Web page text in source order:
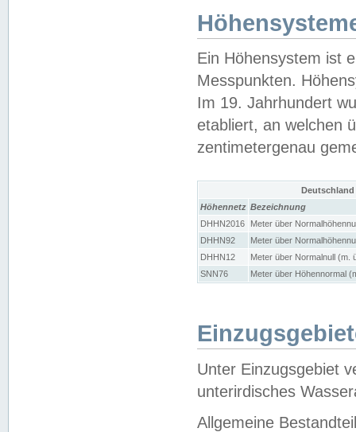
Ein Höhensystem ist
Messpunkten.
Im 19. Jahrhundert
etabliert, an welchen
zentimetergenau
Höhennetz Bezeichnung
DHHN2016
Meter über
DHHN92
Meter über
DHHN12
Meter über Normalnull (m.
SNN76
Meter über Höhennormal
Unter Einzugsgebiet
unterirdisches
Allgemeine